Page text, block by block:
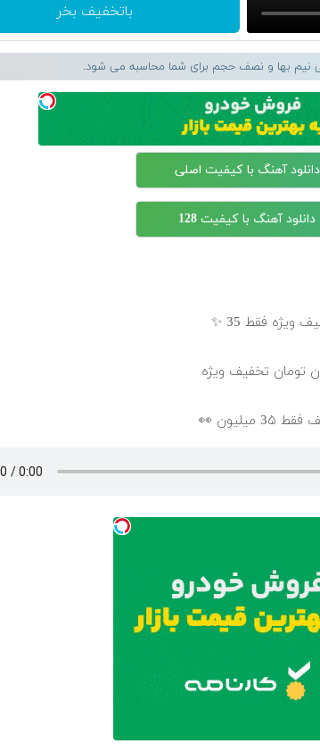
باتخفیف بخر
نیم بها و نصف حجم برای شما محاسبه می شود.
دانلود آهنگ با کیفیت اصلی
دانلود آهنگ با کیفیت 128